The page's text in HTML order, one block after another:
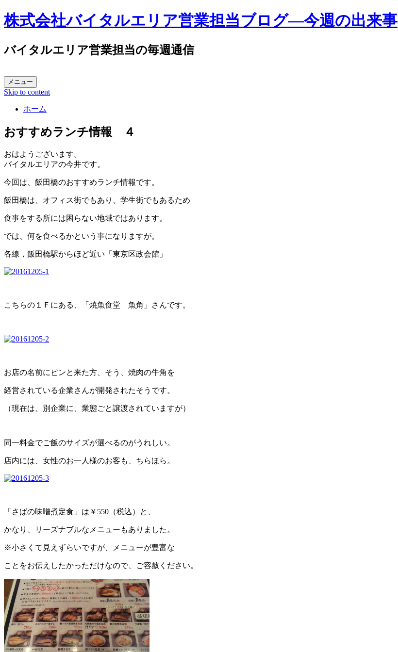
株式会社バイタルエリア営業担当ブログ―今週の出来事
バイタルエリア営業担当の毎週通信
メニュー
Skip to content
ホーム
おすすめランチ情報 ４
おはようございます。
バイタルエリアの今井です。
今回は、飯田橋のおすすめランチ情報です。
飯田橋は、オフィス街でもあり、学生街でもあるため
食事をする所には困らない地域ではあります。
では、何を食べるかという事になりますが。
各線，飯田橋駅からほど近い「東京区政会館」
こちらの１Ｆにある、「焼魚食堂 魚角」さんです。
お店の名前にピンと来た方、そう、焼肉の牛角を
経営されている企業さんが開発されたそうです。
（現在は、別企業に、業態ごと譲渡されていますが）
同一料金でご飯のサイズが選べるのがうれしい。
店内には、女性のお一人様のお客も、ちらほら。
「さばの味噌煮定食」は￥550（税込）と、
かなり、リーズナブルなメニューもありました。
※小さくて見えずらいですが、メニューが豊富な
ことをお伝えしたかっただけなので、ご容赦ください。